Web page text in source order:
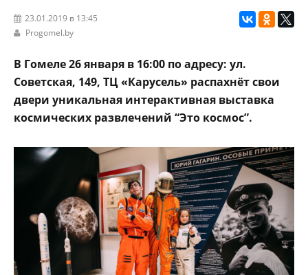
23.01.2019 в 13:45
Progomel.by
В Гомеле 26 января в 16:00 по адресу: ул.
Советская, 149, ТЦ «Карусель» распахнёт свои
двери уникальная интерактивная выставка
космических развлечений “Это космос”.